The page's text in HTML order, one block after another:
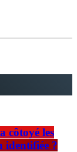
côtoyé les
identifiée ?